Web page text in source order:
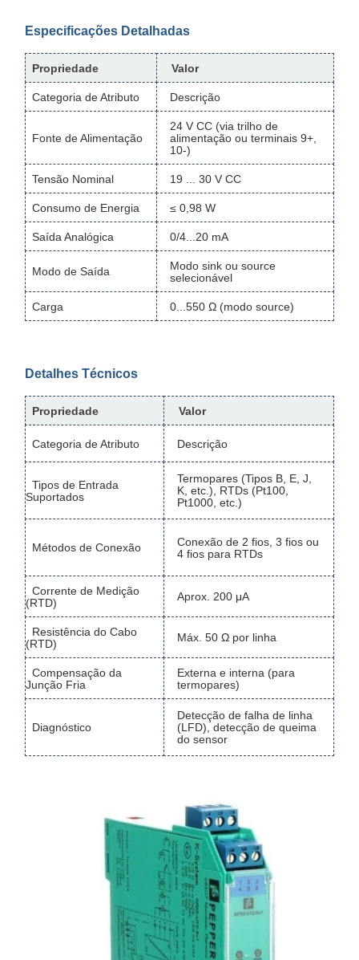
Especificações Detalhadas
Propriedade Valor
Categoria de Atributo Descrição
Fonte de Alimentação
24 V CC (via trilho de
alimentação ou terminais 9+,
10-)
Tensão Nominal 19 ... 30 V CC
Consumo de Energia ≤ 0,98 W
Saída Analógica 0/4...20 mA
Modo de Saída
Modo sink ou source
selecionável
Carga 0...550 Ω (modo source)
Detalhes Técnicos
Propriedade Valor
Categoria de Atributo Descrição
Tipos de Entrada
Suportados
Termopares (Tipos B, E, J,
K, etc.), RTDs (Pt100,
Pt1000, etc.)
Métodos de Conexão
Conexão de 2 fios, 3 fios ou
4 fios para RTDs
Corrente de Medição
(RTD)
Aprox. 200 μA
Resistência do Cabo
(RTD)
Máx. 50 Ω por linha
Compensação da
Junção Fria
Externa e interna (para
termopares)
Diagnóstico
Detecção de falha de linha
(LFD), detecção de queima
do sensor